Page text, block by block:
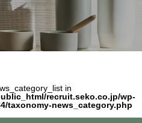
in
recruit.seko.co.jp/wp-
taxonomy-news_category.php